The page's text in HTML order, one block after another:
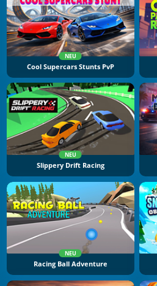
NEU
Cool Supercars Stunts PvP
NEU
Slippery Drift Racing
NEU
Racing Ball Adventure